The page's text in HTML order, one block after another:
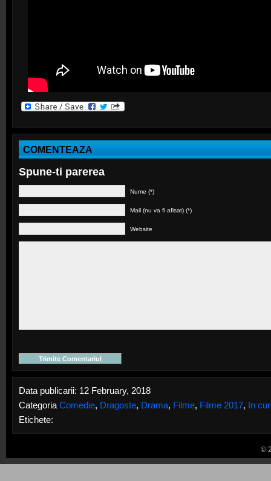
COMENTEAZA
Spune-ti parerea
Nume (*)
Mail (nu va fi afisat) (*)
Website
Data publicarii: 12 February, 2018
Categoria Comedie, Dragoste, Drama, Filme, Filme 2017,
In
Etichete:
©